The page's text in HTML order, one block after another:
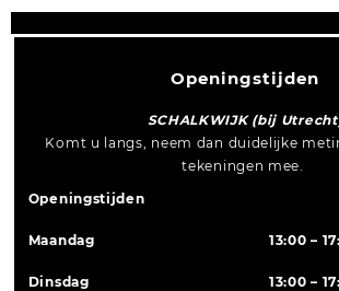
Openingstijden
SCHALKWIJK (bij
Komt u langs, neem dan duidelijke
tekeningen mee.
Openingstijden
Maandag 13:00 –
Dinsdag 13:00 –